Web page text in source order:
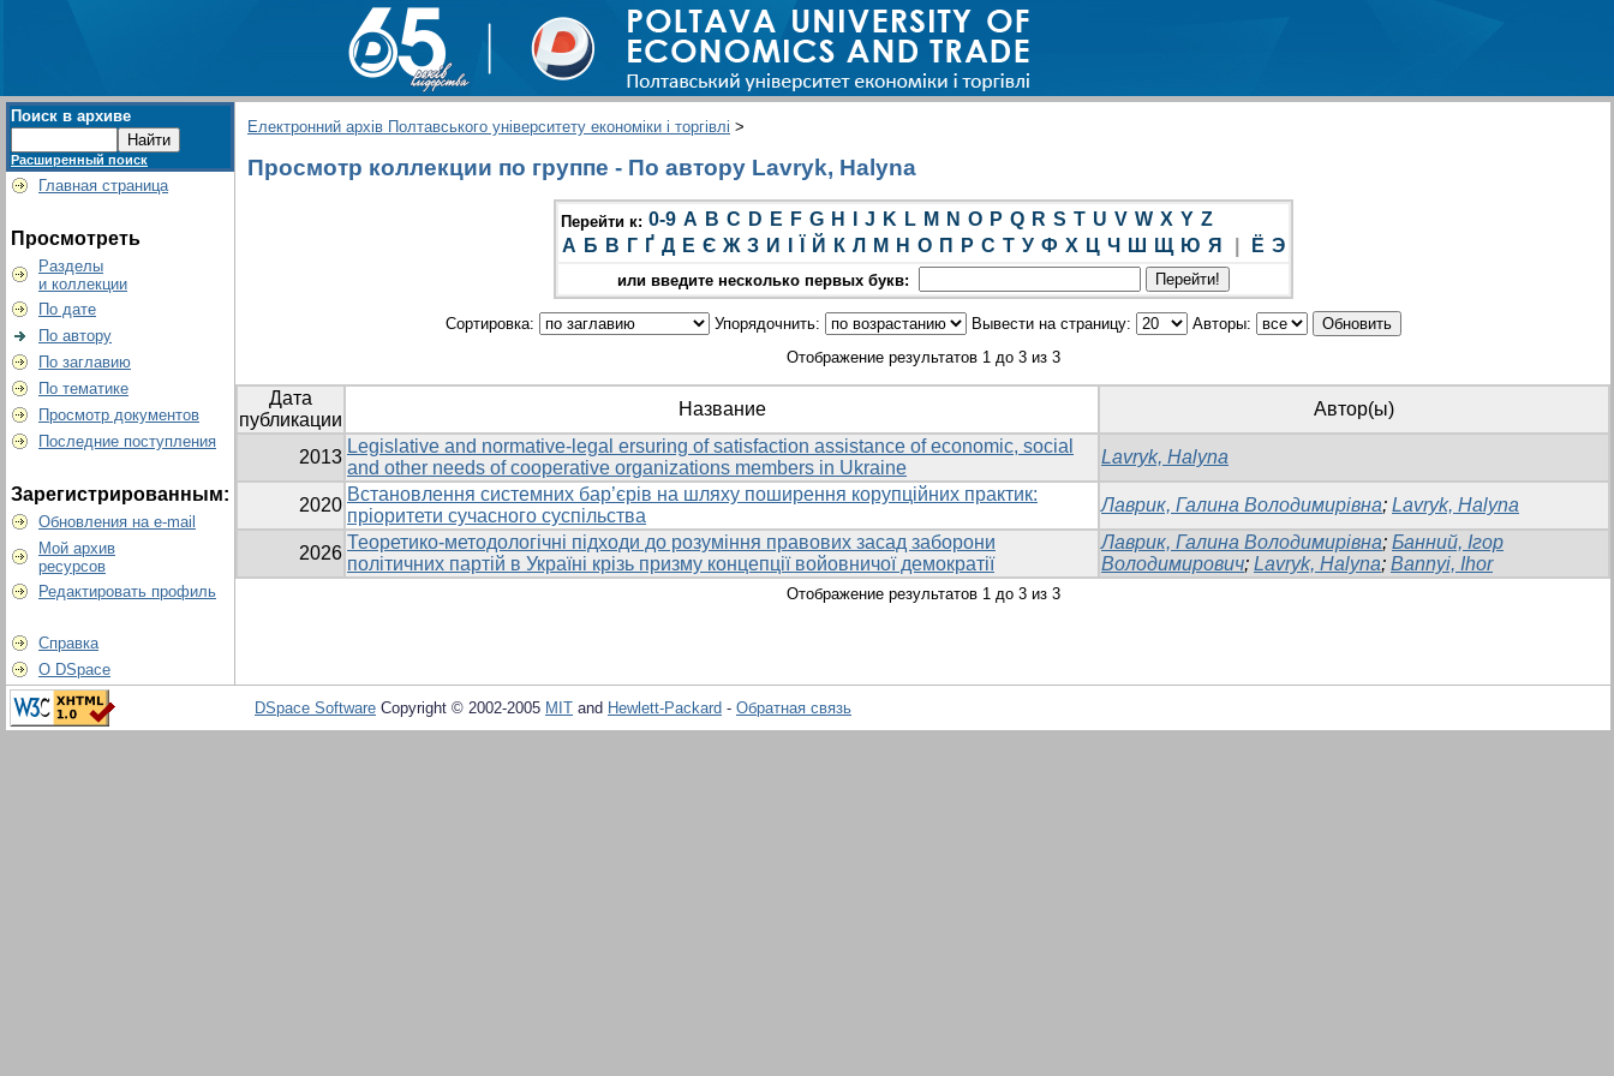
Поиск в архиве
Расширенный поиск
Главная страница
Просмотреть
Разделы
и коллекции
По дате
По автору
По заглавию
По тематике
Просмотр документов
Последние поступления
Зарегистрированным:
Обновления на e-mail
Мой архив
ресурсов
Редактировать профиль
Справка
О DSpace
Електронний архів Полтавського університету економіки і торгівлі >
Просмотр коллекции по группе - По автору Lavryk, Halyna
Перейти к: 0-9 A B C D E F G H J K L M N O P Q R S T U V W X Y Z
А Б В Г Ґ Д Е Є Ж З И Й К Л М Н О П Р С Т У Ф Х Ц Ч Ш Щ Ю Я Ё Э
или введите несколько первых букв:
Сортировка: Упорядочнить: Вывести на страницу:
Авторы:
Отображение результатов 1 до 3 из 3
Дата
публикации
Название Автор(ы)
2013
Legislative and normative-legal ersuring of satisfaction assistance of economic, social
and other needs of cooperative organizations members in Ukraine
Lavryk, Halyna
2020
Встановлення системних бар’єрів на шляху поширення корупційних практик:
пріоритети сучасного суспільства
Лаврик, Галина Володимирівна; Lavryk, Halyna
2026
Теоретико-методологічні підходи до розуміння правових засад заборони
політичних партій в Україні крізь призму концепції войовничої демократії
Лаврик, Галина Володимирівна; Банний, Ігор
Володимирович; Lavryk, Halyna; Bannyi, Ihor
Отображение результатов 1 до 3 из 3
DSpace Software Copyright © 2002-2005 MIT and Hewlett-Packard - Обратная связь